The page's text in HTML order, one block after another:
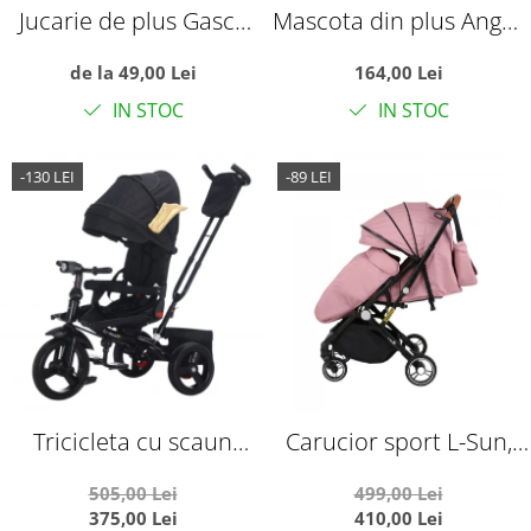
Jucarie de plus Gasca
de la 49,00 Lei
IN STOC
Mascota din plus Angel,
164,00 Lei
IN STOC
-130 LEI
Tricicleta cu scaun
somn, SL02 - Negru cu
505,00 Lei
375,00 Lei
-89 LEI
Carucior sport L-Sun,
troller, cu maner
499,00 Lei
410,00 Lei